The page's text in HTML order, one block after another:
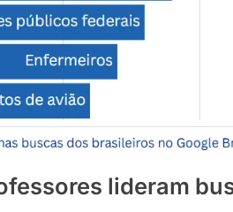
lideram